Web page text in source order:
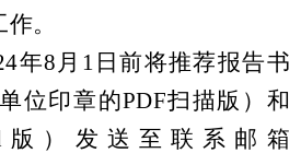
。
年8月1日前将推荐报告书
位印章的PDF扫描版）和
版）发送至联系邮箱